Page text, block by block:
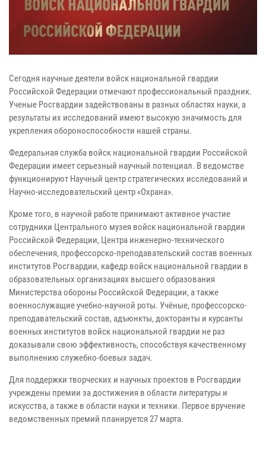
Сегодня научные деятели войск национальной гвардии
Российской Федерации отмечают профессиональный праздник.
Ученые Росгвардии задействованы в разных областях науки, а
результаты их исследований имеют высокую значимость для
укрепления обороноспособности нашей страны.
Федеральная служба войск национальной гвардии Российской
Федерации имеет серьезный научный потенциал. В ведомстве
функционируют Научный центр стратегических исследований и
Научно-исследовательский центр «Охрана».
Кроме того, в научной работе принимают активное участие
сотрудники Центрального музея войск национальной гвардии
Российской Федерации, Центра инженерно-технического
обеспечения, профессорско-преподавательский состав военных
институтов Росгвардии, кафедр войск национальной гвардии в
образовательных организациях высшего образования
Министерства обороны Российской Федерации, а также
военнослужащие учебно-научной роты. Учёные, профессорско-
преподавательский состав, адъюнкты, докторанты и курсанты
военных институтов войск национальной гвардии не раз
доказывали свою эффективность, способствуя качественному
выполнению служебно-боевых задач.
Для поддержки творческих и научных проектов в Росгвардии
учреждены премии за достижения в области литературы и
искусства, а также в области науки и техники. Первое вручение
ведомственных премий планируется 27 марта.